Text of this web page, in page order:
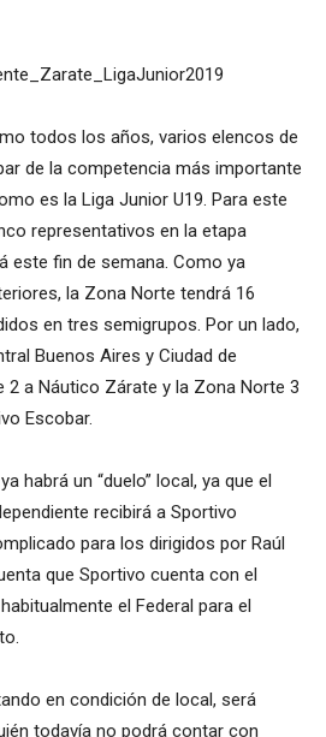
todos los años, varios elencos de
de la competencia más importante
es la Liga Junior U19. Para este
representativos en la etapa
este fin de semana. Como ya
la Zona Norte tendrá 16
en tres semigrupos. Por un lado,
Buenos Aires y Ciudad de
2 a Náutico Zárate y la Zona Norte 3
Escobar.
habrá un “duelo” local, ya que el
recibirá a Sportivo
para los dirigidos por Raúl
que Sportivo cuenta con el
el Federal para el
en condición de local, será
todavía no podrá contar con